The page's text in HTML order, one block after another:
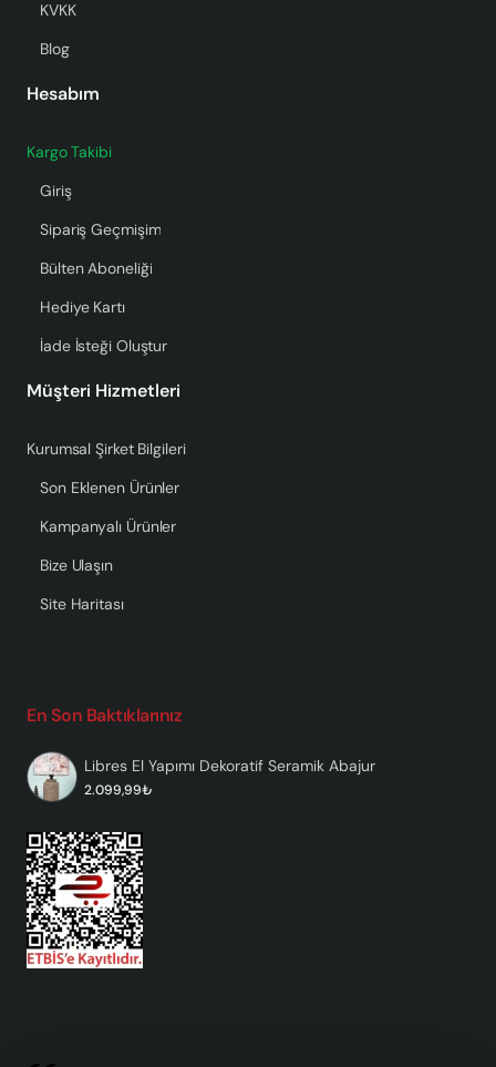
KVKK
Blog
Hesabım
Kargo Takibi
Giriş
Sipariş Geçmişim
Bülten Aboneliği
Hediye Kartı
İade İsteği Oluştur
Müşteri Hizmetleri
Kurumsal Şirket Bilgileri
Son Eklenen Ürünler
Kampanyalı Ürünler
Bize Ulaşın
Site Haritası
En Son Baktıklarınız
Libres El Yapımı Dekoratif Seramik Abajur
2.099,99₺